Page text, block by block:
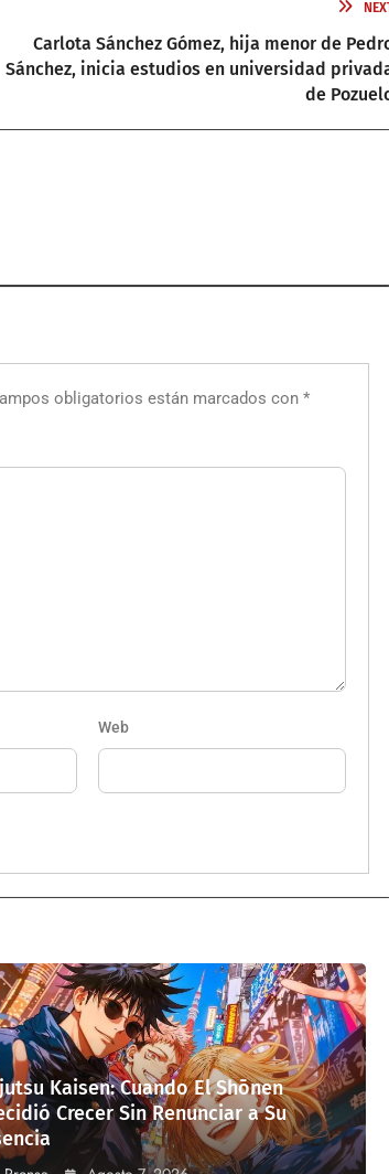
Carlota Sánchez Gómez, hija menor de
Sánchez, inicia estudios en universidad
de
obligatorios están marcados con *
Web
Kaisen: Cuando El Shōnen
Crecer Sin Renunciar a Su